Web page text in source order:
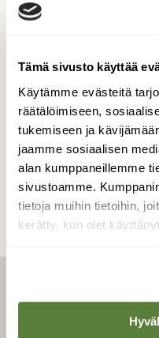
Tämä sivusto käyttää
Käytämme evästeitä
räätälöimiseen,
tukemiseen ja
jaamme sosiaalisen
alan kumppaneillemme
sivustoamme.
tietoja muihin tietoihin,
kerätty, kun olet
Kuvattu